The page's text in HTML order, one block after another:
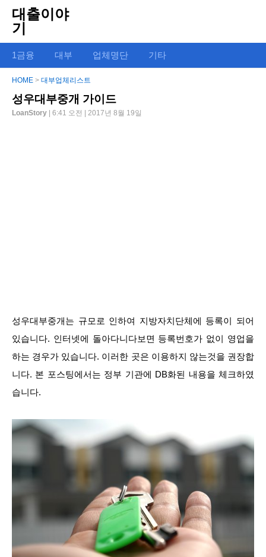
대출이야
기
1금융 대부 업체명단 기타
HOME > 대부업체리스트
성우대부중개 가이드
LoanStory | 6:41 오전 | 2017년 8월 19일
성우대부중개는 규모로 인하여 지방자치단체에 등록이 되어
있습니다. 인터넷에 돌아다니다보면 등록번호가 없이 영업을
하는 경우가 있습니다. 이러한 곳은 이용하지 않는것을 권장합
니다. 본 포스팅에서는 정부 기관에 DB화된 내용을 체크하였
습니다.